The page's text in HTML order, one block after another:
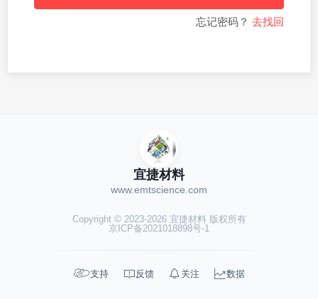
忘记密码？ 去找回
宜捷材料
www.emtscience.com
Copyright © 2023-2026 宜捷材料 版权所有
京ICP备2021018898号-1
支持  反馈  关注 数据